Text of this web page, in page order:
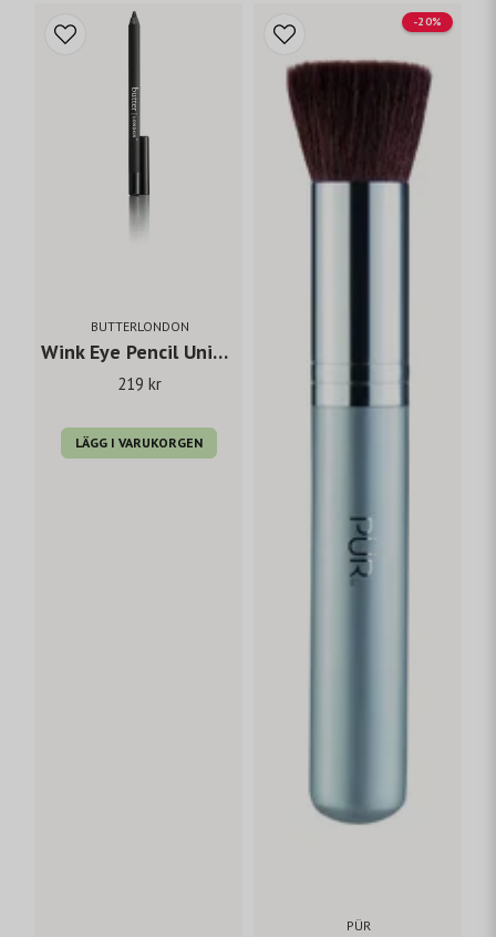
BUTTERLONDON
Wink Eye Pencil Union Jack Black
219 kr
LÄGG I VARUKORGEN
PÜR
-20%